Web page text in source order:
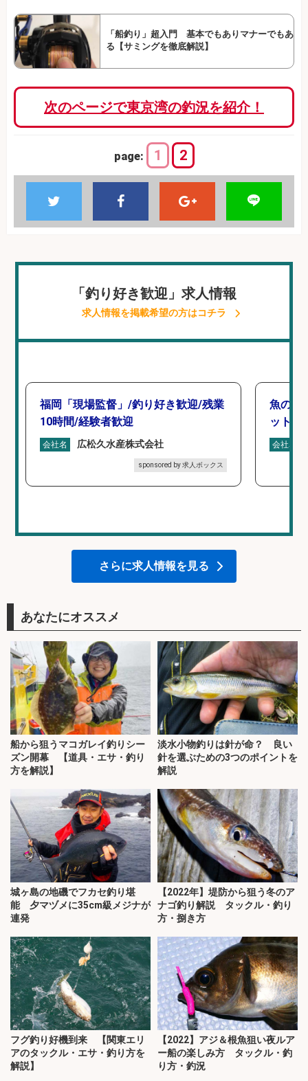
「船釣り」超入門 基本でもありマナーでもあ
る【サミングを徹底解説】
次のページで東京湾の釣況を紹介！
page: 1 2
「釣り好き歓迎」求人情報
求人情報を掲載希望の方はコチラ
福岡「現場監督」/釣り好き歓迎/残業
10時間/経験者歓迎
会社名 広松久水産株式会社
sponsored by 求人ボックス
魚の「
ットを
会社名
さらに求人情報を見る
あなたにオススメ
船から狙うマコガレイ釣りシー
ズン開幕 【道具・エサ・釣り
方を解説】
淡水小物釣りは針が命？ 良い
針を選ぶための3つのポイントを
解説
城ヶ島の地磯でフカセ釣り堪
能 夕マヅメに35cm級メジナが
連発
【2022年】堤防から狙う冬のア
ナゴ釣り解説 タックル・釣り
方・捌き方
フグ釣り好機到来 【関東エリ
アのタックル・エサ・釣り方を
解説】
【2022】アジ＆根魚狙い夜ルア
ー船の楽しみ方 タックル・釣
り方・釣況